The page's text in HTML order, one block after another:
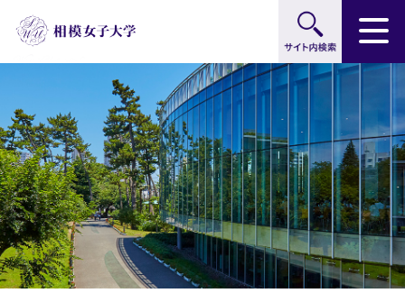
ー
バ
ル
ナ
ビ
ゲ
ー
シ
へ
カ
ル
ナ
ビ
ゲ
ー
シ
ョ
タ
ー
へ